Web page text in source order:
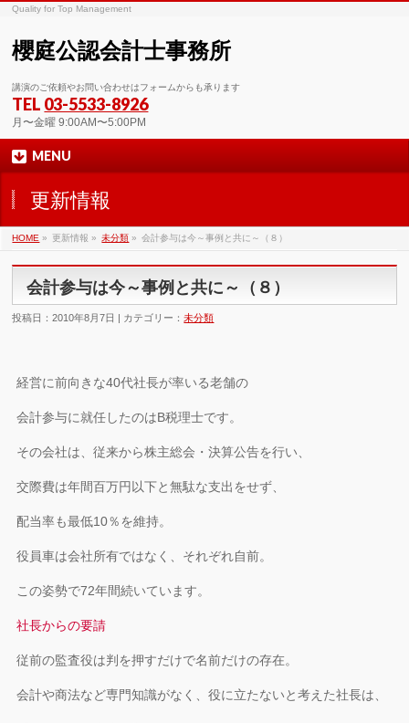
Quality for Top Management
櫻庭公認会計士事務所
講演のご依頼やお問い合わせはフォームからも承ります
TEL 03-5533-8926
月〜金曜 9:00AM〜5:00PM
MENU
更新情報
HOME » 更新情報 » 未分類 » 会計参与は今～事例と共に～（８）
会計参与は今～事例と共に～（８）
投稿日：2010年8月7日 | カテゴリー：未分類
経営に前向きな40代社長が率いる老舗の
会計参与に就任したのはB税理士です。
その会社は、従来から株主総会・決算公告を行い、
交際費は年間百万円以下と無駄な支出をせず、
配当率も最低10％を維持。
役員車は会社所有ではなく、それぞれ自前。
この姿勢で72年間続いています。
社長からの要請
従前の監査役は判を押すだけで名前だけの存在。
会計や商法など専門知識がなく、役に立たないと考えた社長は、